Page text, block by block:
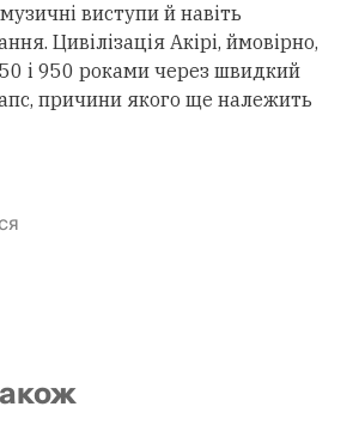
виступи й навіть
Цивілізація Акірі, ймовірно,
і 950 роками через швидкий
причини якого ще належить